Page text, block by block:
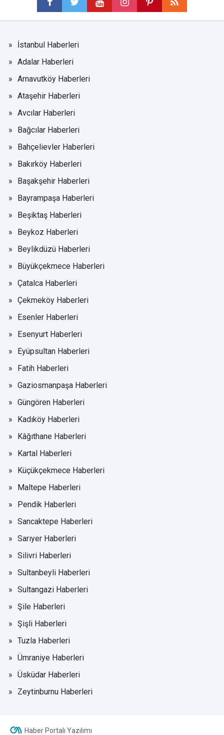
İstanbul Haberleri
Adalar Haberleri
Arnavutköy Haberleri
Ataşehir Haberleri
Avcılar Haberleri
Bağcılar Haberleri
Bahçelievler Haberleri
Bakırköy Haberleri
Başakşehir Haberleri
Bayrampaşa Haberleri
Beşiktaş Haberleri
Beykoz Haberleri
Beylikdüzü Haberleri
Büyükçekmece Haberleri
Çatalca Haberleri
Çekmeköy Haberleri
Esenler Haberleri
Esenyurt Haberleri
Eyüpsultan Haberleri
Fatih Haberleri
Gaziosmanpaşa Haberleri
Güngören Haberleri
Kadıköy Haberleri
Kâğıthane Haberleri
Kartal Haberleri
Küçükçekmece Haberleri
Maltepe Haberleri
Pendik Haberleri
Sancaktepe Haberleri
Sarıyer Haberleri
Silivri Haberleri
Sultanbeyli Haberleri
Sultangazi Haberleri
Şile Haberleri
Şişli Haberleri
Tuzla Haberleri
Ümraniye Haberleri
Üsküdar Haberleri
Zeytinburnu Haberleri
Haber Portalı Yazılımı